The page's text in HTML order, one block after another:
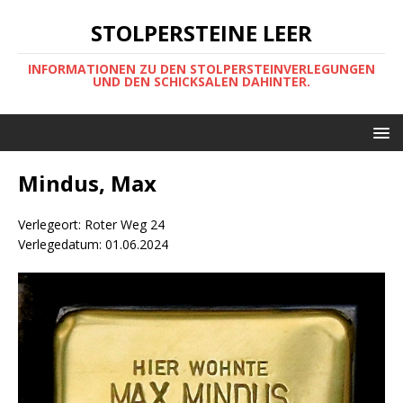
STOLPERSTEINE LEER
INFORMATIONEN ZU DEN STOLPERSTEINVERLEGUNGEN
UND DEN SCHICKSALEN DAHINTER.
Mindus, Max
Verlegeort: Roter Weg 24
Verlegedatum: 01.06.2024